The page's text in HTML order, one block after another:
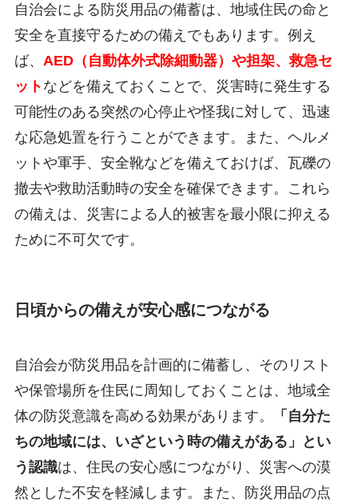
自治会による防災用品の備蓄は、地域住民の命と
安全を直接守るための備えでもあります。例え
ば、 AED（自動体外式除細動器）や担架、救急セ
ット などを備えておくことで、災害時に発生する
可能性のある突然の心停止や怪我に対して、迅速
な応急処置を行うことができます。また、ヘルメ
ットや軍手、安全靴などを備えておけば、瓦礫の
撤去や救助活動時の安全を確保できます。これら
の備えは、災害による人的被害を最小限に抑える
ために不可欠です。
日頃からの備えが安心感につながる
自治会が防災用品を計画的に備蓄し、そのリスト
や保管場所を住民に周知しておくことは、地域全
体の防災意識を高める効果があります。
「自分た
ちの地域には、いざという時の備えがある」とい
う認識は、住民の安心感につながり、災害への漠
然とした不安を軽減します。また、防災用品の点